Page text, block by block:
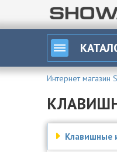
Интернет магазин
Клавишные